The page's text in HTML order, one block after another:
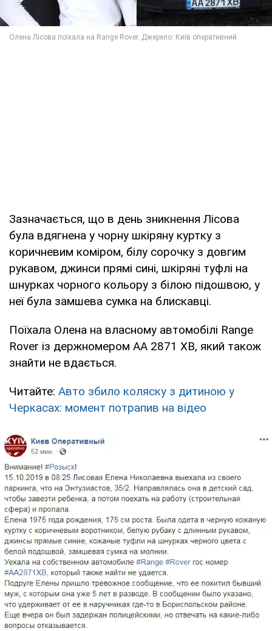
Зазначається, що в день зникнення Лісова
була вдягнена у чорну шкіряну куртку з
коричневим коміром, білу сорочку з довгим
рукавом, джинси прямі сині, шкіряні туфлі на
шнурках чорного кольору з білою підошвою, у
неї була замшева сумка на блискавці.
Поїхала Олена на власному автомобілі Range
Rover із держномером АА 2871 ХВ, який також
знайти не вдається.
Читайте: Авто збило коляску з дитиною у
Черкасах: момент потрапив на відео